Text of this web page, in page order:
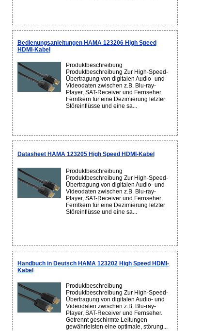
Bedienungsanleitungen HAMA 123206 High Speed
HDMI-Kabel
Produktbeschreibung
Produktbeschreibung Zur High-Speed-
Übertragung von digitalen Audio- und
Videodaten zwischen z.B. Blu-ray-
Player, SAT-Receiver und Fernseher.
Ferritkern für eine Dezimierung letzter
Störeinflüsse und eine sa...
Datasheet HAMA 123205 High Speed HDMI-Kabel
Produktbeschreibung
Produktbeschreibung Zur High-Speed-
Übertragung von digitalen Audio- und
Videodaten zwischen z.B. Blu-ray-
Player, SAT-Receiver und Fernseher.
Ferritkern für eine Dezimierung letzter
Störeinflüsse und eine sa...
Handbuch in Deutsch HAMA 123202 High Speed HDMI-
Kabel
Produktbeschreibung
Produktbeschreibung Zur High-Speed-
Übertragung von digitalen Audio- und
Videodaten zwischen z.B. Blu-ray-
Player, SAT-Receiver und Fernseher.
Getrennt geschirmte Leitungen
gewährleisten eine optimale, störung...